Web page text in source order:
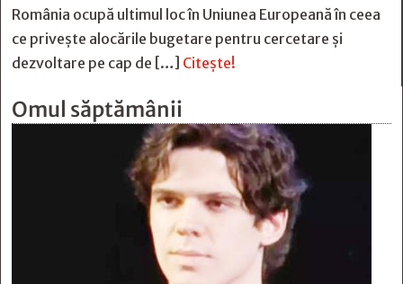
România ocupă ultimul loc în Uniunea Europeană în ceea
ce privește alocările bugetare pentru cercetare și
dezvoltare pe cap de […] Citește!
Omul săptămânii